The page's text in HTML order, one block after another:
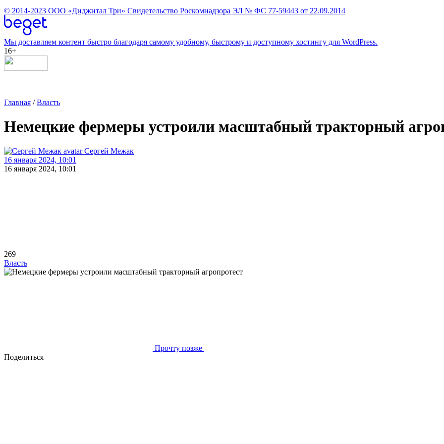
© 2014-2023 ООО «Диджитал Три» Свидетельство Роскомнадзора ЭЛ № ФС 77-59443 от 22.09.2014
Мы доставляем контент быстро благодаря самому удобному, быстрому и доступному хостингу для WordPress.
16+
Главная /Власть
Немецкие фермеры устроили масштабный тракторный
Сергей Межак
16 января 2024, 10:01
16 января 2024, 10:01
269
Власть
Прочту позже
Поделиться